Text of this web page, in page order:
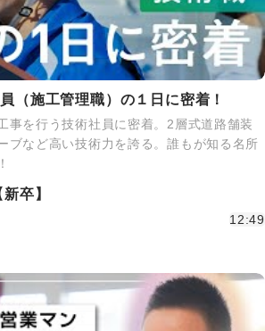
（施工管理職）の１日に密着！
事を行う技術社員に密着。2層式道路舗装
ブなど高い技術力を誇る。誰もが知る名所
卒】
12:49